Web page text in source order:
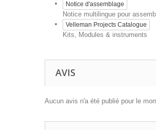
Notice d'assemblage
Notice multilingue pour
Velleman Projects Catalogue
Kits, Modules & instruments
AVIS
Aucun avis n'a été publié pour le